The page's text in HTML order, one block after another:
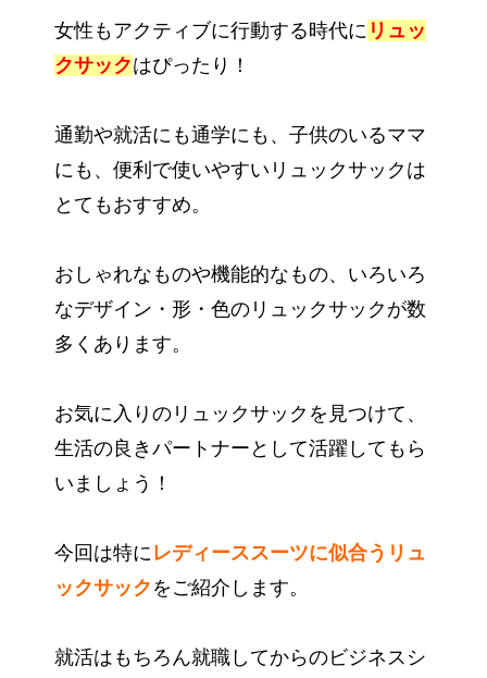
女性もアクティブに行動する時代に リュッ
クサックはぴったり！
通勤や就活にも通学にも、子供のいるママ
にも、便利で使いやすいリュックサックは
とてもおすすめ。
おしゃれなものや機能的なもの、いろいろ
なデザイン・形・色のリュックサックが数
多くあります。
お気に入りのリュックサックを見つけて、
生活の良きパートナーとして活躍してもら
いましょう！
今回は特にレディーススーツに似合うリュ
ックサック をご紹介します。
就活はもちろん就職してからのビジネスシ